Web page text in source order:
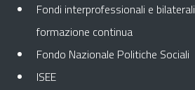
Fondi interprofessionali e bilaterali
formazione continua
Fondo Nazionale Politiche Sociali
ISEE